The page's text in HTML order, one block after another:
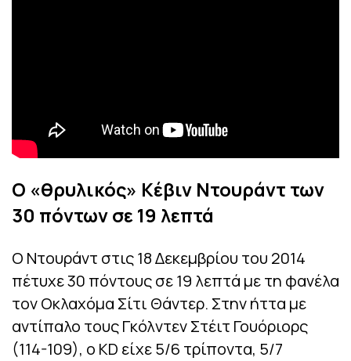
Ο «θρυλικός» Κέβιν Ντουράντ των
30 πόντων σε 19 λεπτά
Ο Ντουράντ στις 18 Δεκεμβρίου του 2014
πέτυχε 30 πόντους σε 19 λεπτά με τη φανέλα
τον Οκλαχόμα Σίτι Θάντερ. Στην ήττα με
αντίπαλο τους Γκόλντεν Στέιτ Γουόριορς
(114-109), ο KD είχε 5/6 τρίποντα, 5/7